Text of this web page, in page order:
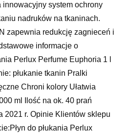
innowacyjny system ochrony
nadruków na tkaninach.
zapewnia redukcję zagnieceń i
informacje o
Perlux Perfume Euphoria 1 l
płukanie tkanin Pralki
Chroni kolory Ułatwia
ml Ilość na ok. 40 prań
2021 r. Opinie Klientów sklepu
do płukania Perlux